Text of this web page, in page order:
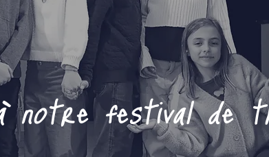
notre festival de